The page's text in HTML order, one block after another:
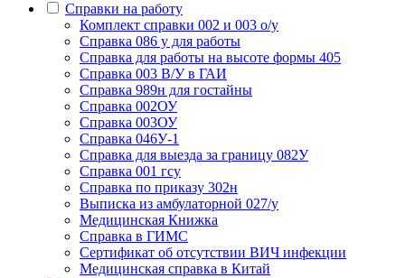
Справки на работу
Комплект справки 002 и 003 о/у
Справка 086 у для работы
Справка для работы на высоте формы 405
Справка 003 В/У в ГАИ
Справка 989н для гостайны
Справка 002ОУ
Справка 003ОУ
Справка 046У-1
Справка для выезда за границу 082У
Справка 001 гсу
Справка по приказу 302н
Выписка из амбулаторной 027/у
Медицинская Книжка
Справка в ГИМС
Сертификат об отсутствии ВИЧ инфекции
Медицинская справка в Китай